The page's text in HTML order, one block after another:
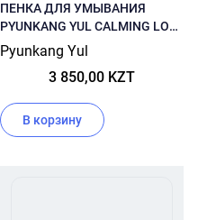
ПЕНКА ДЛЯ УМЫВАНИЯ
PYUNKANG YUL CALMING LOW
PH FOAMING CLEANSER 150
МЛ
Pyunkang Yul
3 850,00 KZT
В корзину